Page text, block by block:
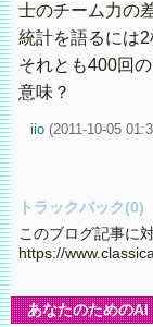
士のチーム力の
統計を語るには2
それとも400回
意味？
iio (2011-10-05
トラックバック(0)
このブログ記事に
https://
あなたのためのAI